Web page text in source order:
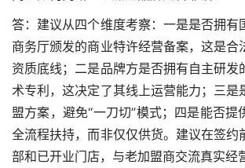
答：建议从四个维度考察：一是是否拥有
商务厅颁发的商业特许经营备案，这是合
资质底线；二是品牌方是否拥有自主研发
术专利，这决定了其线上运营能力；三是
盟方案，避免“一刀切”模式；四是能否提
全流程扶持，而非仅仅供货。建议在签约
部和已开业门店，与老加盟商交流真实经